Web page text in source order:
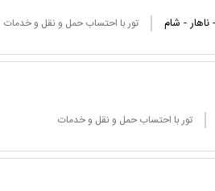
ناهار - شام تور با احتساب حمل و نقل و خدمات
تور با احتساب حمل و نقل و خدمات